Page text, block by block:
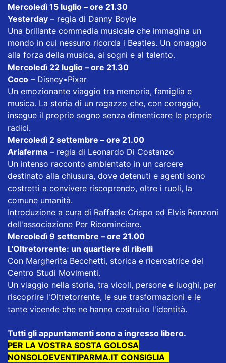
Mercoledì 15 luglio – ore 21.30
Yesterday – regia di Danny Boyle
Una brillante commedia musicale che immagina un
mondo in cui nessuno ricorda i Beatles. Un omaggio
alla forza della musica, ai sogni e al talento.
Mercoledì 22 luglio – ore 21.30
Coco – Disney•Pixar
Un emozionante viaggio tra memoria, famiglia e
musica. La storia di un ragazzo che, con coraggio,
insegue il proprio sogno senza dimenticare le proprie
radici.
Mercoledì 2 settembre – ore 21.00
Ariaferma – regia di Leonardo Di Costanzo
Un intenso racconto ambientato in un carcere
destinato alla chiusura, dove detenuti e agenti sono
costretti a convivere riscoprendo, oltre i ruoli, la
comune umanità.
Introduzione a cura di Raffaele Crispo ed Elvis Ronzoni
dell'associazione Per Ricominciare.
Mercoledì 9 settembre – ore 21.00
L'Oltretorrente: un quartiere di ribelli
Con Margherita Becchetti, storica e ricercatrice del
Centro Studi Movimenti.
Un viaggio nella storia, tra vicoli, persone e luoghi, per
riscoprire l'Oltretorrente, le sue trasformazioni e le
tante vicende che ne hanno costruito l'identità.
Tutti gli appuntamenti sono a ingresso libero.
PER LA VOSTRA SOSTA GOLOSA
NONSOLOEVENTIPARMA.IT CONSIGLIA